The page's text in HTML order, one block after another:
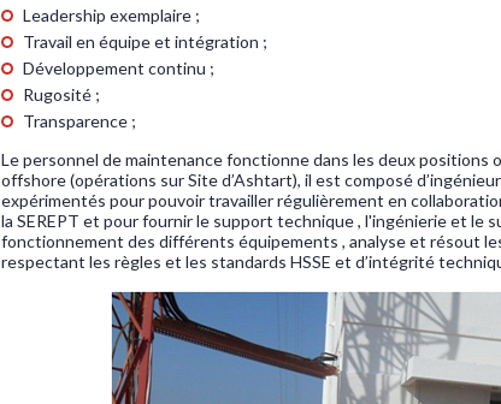
Leadership exemplaire ;
Travail en équipe et intégration ;
Développement continu ;
Rugosité ;
Transparence ;
Le personnel de maintenance fonctionne dans les deux positions
offshore (opérations sur Site d’Ashtart), il est composé
expérimentés pour pouvoir travailler régulièrement en
la SEREPT et pour fournir le support technique , l'ingénierie et le
fonctionnement des différents équipements , analyse et résout
respectant les règles et les standards HSSE et d’intégrité